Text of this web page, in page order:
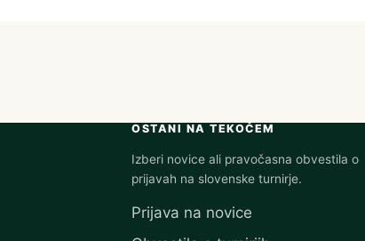
OSTANI NA TEKOČEM
Izberi novice ali pravočasna obvestila o
prijavah na slovenske turnirje.
Prijava na novice